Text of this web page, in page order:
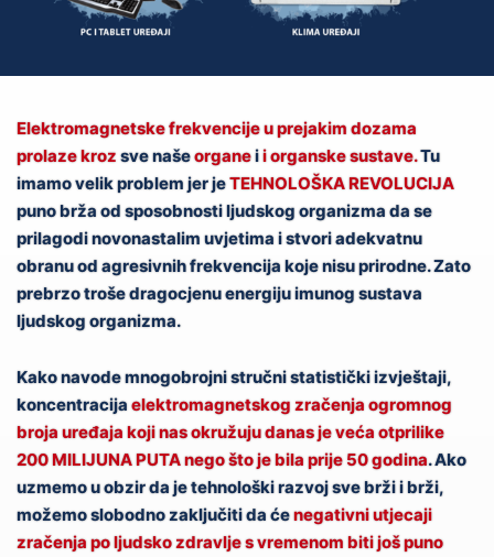
Elektromagnetske frekvencije u prejakim dozama
prolazekroz sve našeorganeii organske sustave.Tu
imamo velik problem jer jeTEHNOLOŠKA REVOLUCIJA
puno brža od sposobnosti ljudskog organizma da se
prilagodi novonastalim uvjetima i stvori adekvatnu
obranu od agresivnih frekvencija koje nisu prirodne. Zato
prebrzo troše dragocjenu energiju imunog sustava
ljudskog organizma.
Kako navode mnogobrojni stručni statistički izvještaji,
koncentracijaelektromagnetskog zračenja ogromnog
broja uređaja koji nas okružuju danas je veća otprilike
200 MILIJUNA PUTA nego što je bila prije 50 godina. Ako
uzmemo u obzir da je tehnološki razvoj sve brži i brži,
možemo slobodno zaključiti da ćenegativni utjecaji
zračenja po ljudsko zdravlje s vremenombiti još puno